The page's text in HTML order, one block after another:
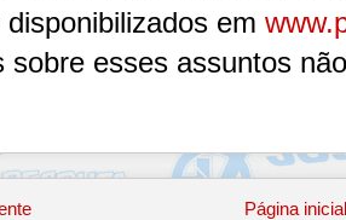
em
sobre esses assuntos
Página inicial